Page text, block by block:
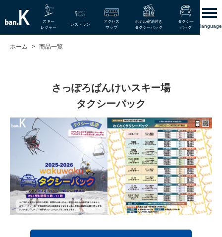
スキー
レジャー
レストラン
アクセス
マップ
ホテル宿泊付き
タクシーパック
タクシー
パック
language
ホーム 商品一覧
さっぽろばんけいスキー場
タクシーパック